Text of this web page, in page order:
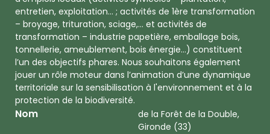
entretien, exploitation… ; activités de 1ère transformation
– broyage, trituration, sciage,… et activités de
transformation – industrie papetière, emballage bois,
tonnellerie, ameublement, bois énergie…) constituent
l’un des objectifs phares. Nous souhaitons également
jouer un rôle moteur dans l’animation d’une dynamique
territoriale sur la sensibilisation à l'environnement et à la
protection de la biodiversité.
Nom
de la Forêt de la Double,
Gironde (33)